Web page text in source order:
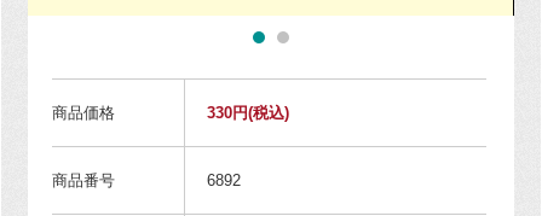
商品価格 330円(税込)
商品番号 6892